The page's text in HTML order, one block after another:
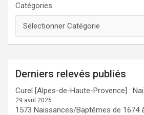
Catégories
Derniers relevés publiés
Curel [Alpes-de-Haute-Provence] :
29 avril 2026
1573 Naissances/Baptêmes de 1674